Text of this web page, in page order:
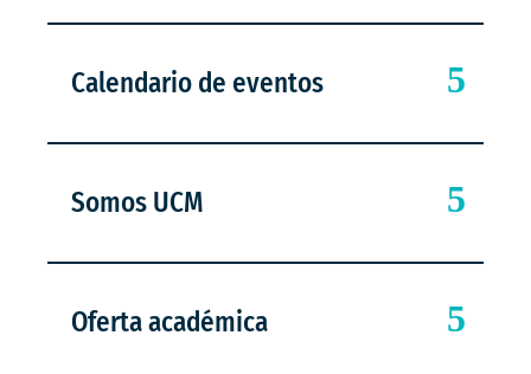
Calendario de eventos
Somos UCM
Oferta académica